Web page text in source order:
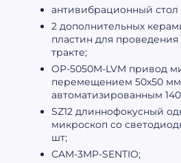
антивибрационный стол
2 дополнительных
пластин для
тракте;
OP-5050M-LVM привод
перемещением 50х50 мм
автоматизированным
SZ12 длиннофокусный
микроскоп cо
шт;
CAM-3MP-SENTIO;